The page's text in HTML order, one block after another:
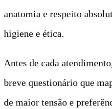
anatomia e respeito
higiene e ética.
Antes de cada
breve questionário que
de maior tensão e